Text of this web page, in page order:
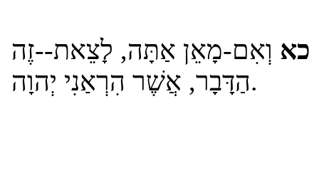
כא וְאִם-מָאֵן אַתָּה, לָצֵאת--זֶה
הַדָּבָר, אֲשֶׁר הִרְאַנִי יְהוָה.